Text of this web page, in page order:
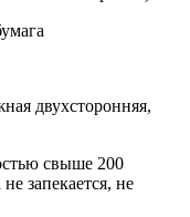
двухсторонняя,
свыше 200
запекается, не